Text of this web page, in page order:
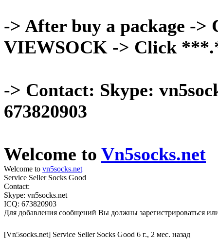
-> After buy a package -
VIEWSOCK -> Click
-> Contact: Skype:
673820903
Welcome to Vn5socks.net
Welcome to vn5socks.net
Service Seller Socks Good
Contact:
Skype: vn5socks.net
ICQ: 673820903
Для добавления сообщений Вы должны зарегистрироваться или
[Vn5socks.net] Service Seller Socks Good 6 г., 2 мес. назад